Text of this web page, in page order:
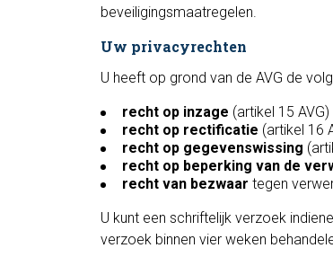
beveiligingsmaatregelen.
Uw privacyrechten
U heeft op grond van de AVG de
recht op inzage (artikel 15 AVG)
recht op rectificatie (artikel 16
recht op gegevenswissing
recht op beperking van de
recht van bezwaar tegen
U kunt een schriftelijk verzoek
verzoek binnen vier weken